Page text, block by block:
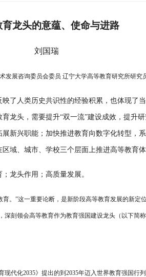
育龙头的意蕴、使命与进路
刘国瑞
发展咨询委员会委员 辽宁大学高等教育研究所研究
了人类历史共识性的经验积累，也体现了
育龙头，需要提升“双一流”建设成效，提升
新兴职能；加快推进教育向数字化转型，
域、城市、学校三个层面上推进高等教育体
龙头作用；高质量发展。
。 ”这一重要论断，是新阶段高等教育发展的新定
深刻领会高等教育作为教育强国建设龙头（以下简称
现代化2035》提出的到 2035年迈入世界教育强国行